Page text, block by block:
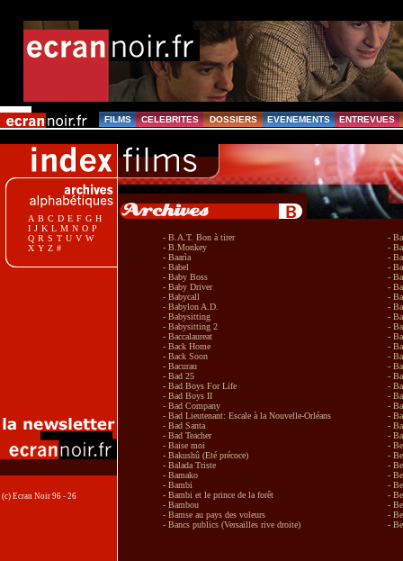
FILMS CELEBRITES DOSSIERS EVENEMENTS ENTREVUES
A B C D E F G H
I J K L M N O P
Q R S T U V W
X Y Z #
(c) Ecran Noir 96 - 26
- B.A.T. Bon à tirer
- B.Monkey
- Baarìa
- Babel
- Baby Boss
- Baby Driver
- Babycall
- Babylon A.D.
- Babysitting
- Babysitting 2
- Baccalaureat
- Back Home
- Back Soon
- Bacurau
- Bad 25
- Bad Boys For Life
- Bad Boys II
- Bad Company
- Bad Lieutenant: Escale à la Nouvelle-Orléans
- Bad Santa
- Bad Teacher
- Baise moi
- Bakushû (Eté précoce)
- Balada Triste
- Bamako
- Bambi
- Bambi et le prince de la forêt
- Bambou
- Bamse au pays des voleurs
- Bancs publics (Versailles rive droite)
-
-
-
-
-
-
-
-
-
-
-
-
-
-
-
-
-
-
-
-
-
-
-
-
-
-
-
-
-
-